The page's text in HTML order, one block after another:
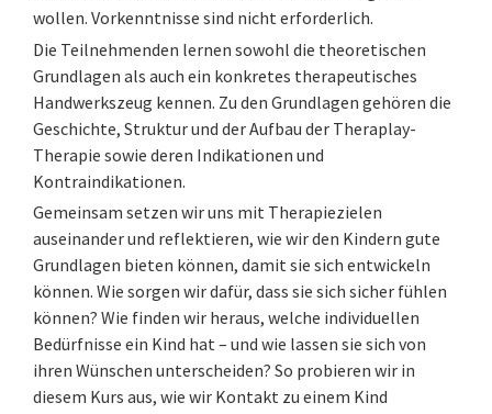
wollen. Vorkenntnisse sind nicht erforderlich.
Die Teilnehmenden lernen sowohl die theoretischen
Grundlagen als auch ein konkretes therapeutisches
Handwerkszeug kennen. Zu den Grundlagen gehören die
Geschichte, Struktur und der Aufbau der Theraplay-
Therapie sowie deren Indikationen und
Kontraindikationen.
Gemeinsam setzen wir uns mit Therapiezielen
auseinander und reflektieren, wie wir den Kindern gute
Grundlagen bieten können, damit sie sich entwickeln
können. Wie sorgen wir dafür, dass sie sich sicher fühlen
können? Wie finden wir heraus, welche individuellen
Bedürfnisse ein Kind hat – und wie lassen sie sich von
ihren Wünschen unterscheiden? So probieren wir in
diesem Kurs aus, wie wir Kontakt zu einem Kind